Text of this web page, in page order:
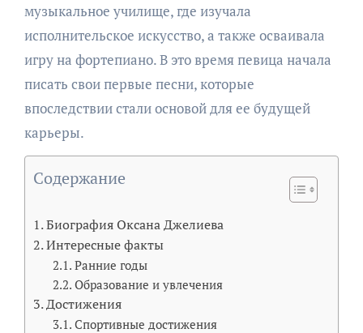
музыкальное училище, где изучала
исполнительское искусство, а также осваивала
игру на фортепиано. В это время певица начала
писать свои первые песни, которые
впоследствии стали основой для ее будущей
карьеры.
Содержание
Биография Оксана Джелиева
Интересные факты
Ранние годы
Образование и увлечения
Достижения
Спортивные достижения